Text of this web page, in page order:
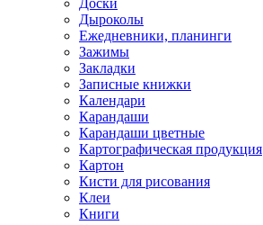
Доски
Дыроколы
Ежедневники, планинги
Зажимы
Закладки
Записные книжки
Календари
Карандаши
Карандаши цветные
Картографическая продукция
Картон
Кисти для рисования
Клеи
Книги